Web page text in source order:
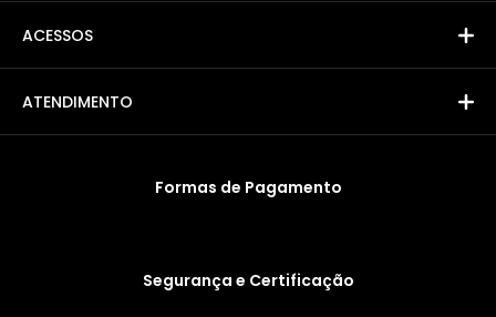
ACESSOS
ATENDIMENTO
Formas de Pagamento
Segurança e Certificação